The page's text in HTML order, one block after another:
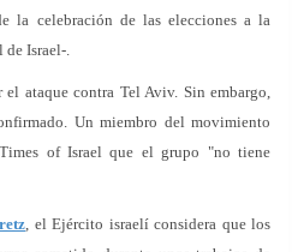
la celebración de las elecciones a la
de Israel-.
el ataque contra Tel Aviv. Sin embargo,
Un miembro del movimiento
of Israel que el grupo "no tiene
, el Ejército israelí considera que los